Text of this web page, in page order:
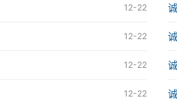
12-22
12-22
12-22
12-22